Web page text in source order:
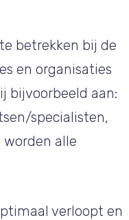
betrekken bij de
en organisaties
bijvoorbeeld aan:
specialisten,
worden alle
verloopt en